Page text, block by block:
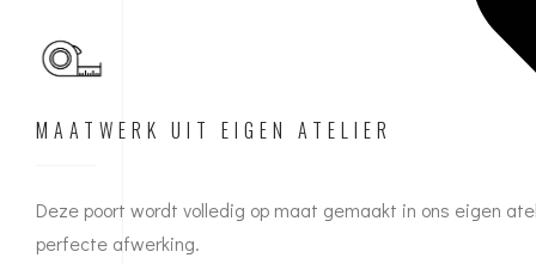
MAATWERK UIT EIGEN ATELIER
Deze poort wordt volledig op maat gemaakt in ons eigen
perfecte afwerking.